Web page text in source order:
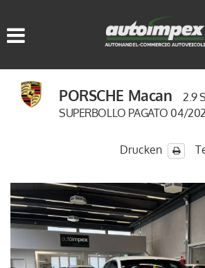
WIR KAUFEN GEBRAUCHT
KONTAKTE
SPRACHE:
ITALIANO
PORSCHE Macan
2.9
SUPERBOLLO PAGATO 04/
Drucken